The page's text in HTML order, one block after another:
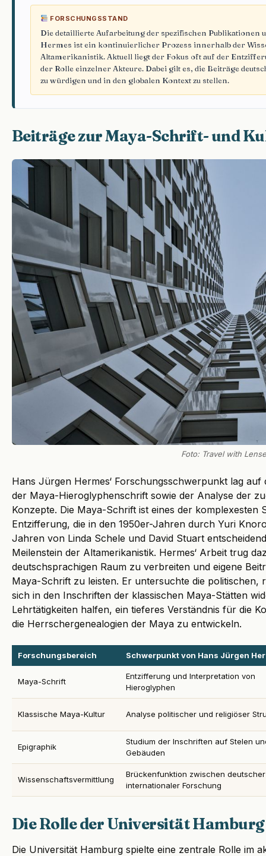
FORSCHUNGSSTAND
Die detaillierte Aufarbeitung der spezifischen
Hermes ist ein kontinuierlicher Prozess innerhalb der
Altamerikanistik. Aktuell liegt der Fokus oft auf der
der Rolle einzelner Akteure. Dabei gilt es, die Beiträge
zu würdigen und in den globalen Kontext zu stellen.
Beiträge zur Maya-Schrift- und
Foto: Travel with
Hans Jürgen Hermes‘ Forschungsschwerpunkt lag
der Maya-Hieroglyphenschrift sowie der Analyse der
Konzepte. Die Maya-Schrift ist eines der komplexesten
Entzifferung, die in den 1950er-Jahren durch Yuri
Jahren von Linda Schele und David Stuart
Meilenstein der Altamerikanistik. Hermes‘ Arbeit trug
deutschsprachigen Raum zu verbreiten und eigene
Maya-Schrift zu leisten. Er untersuchte die politischen,
sich in den Inschriften der klassischen Maya-Stätten
Lehrtätigkeiten halfen, ein tieferes Verständnis für die
die Herrschergenealogien der Maya zu entwickeln.
Forschungsbereich Schwerpunkt von Hans Jürgen
Maya-Schrift
Entzifferung und Interpretation von
Hieroglyphen
Klassische Maya-Kultur Analyse politischer und religiöser
Epigraphik
Studium der Inschriften auf Stelen
Gebäuden
Wissenschaftsvermittlung
Brückenfunktion zwischen
internationaler Forschung
Die Rolle der Universität Hamburg
Die Universität Hamburg spielte eine zentrale Rolle im